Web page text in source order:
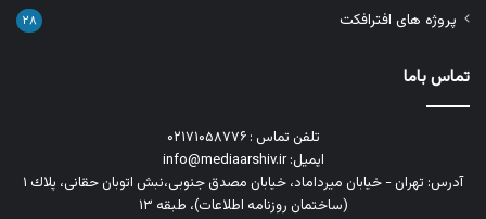
پروژه های افترافکت ۲۸
تماس باما
تلفن تماس : ۰۲۱۷۱۰۵۸۷۷۶
ایمیل: info@mediaarshiv.ir
آدرس: تهران - خیابان میرداماد، خیابان مصدق جنوبی،نبش اتوبان حقانی، پلاك ١
(ساختمان روزنامه اطلاعات)، طبقه ۱۳